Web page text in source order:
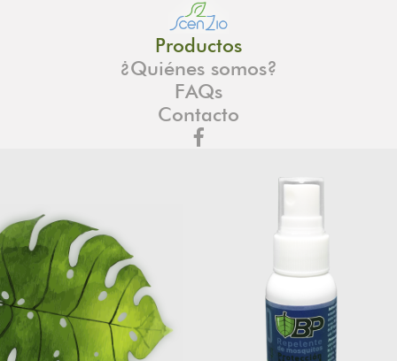
Productos
¿Quiénes somos?
FAQs
Contacto